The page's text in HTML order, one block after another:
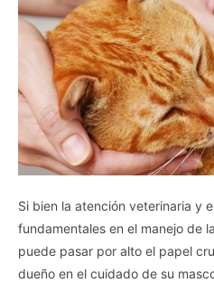
Si bien la atención veterinaria y
fundamentales en el manejo de
puede pasar por alto el papel
dueño en el cuidado de su